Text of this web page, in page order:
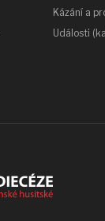
Kázání a
Události